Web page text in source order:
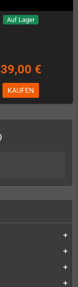
add
add
add
add
Auf Lager
39,00 €
KAUFEN